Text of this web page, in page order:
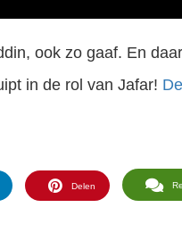
ook zo gaaf. En
in de rol van Jafar!
Delen